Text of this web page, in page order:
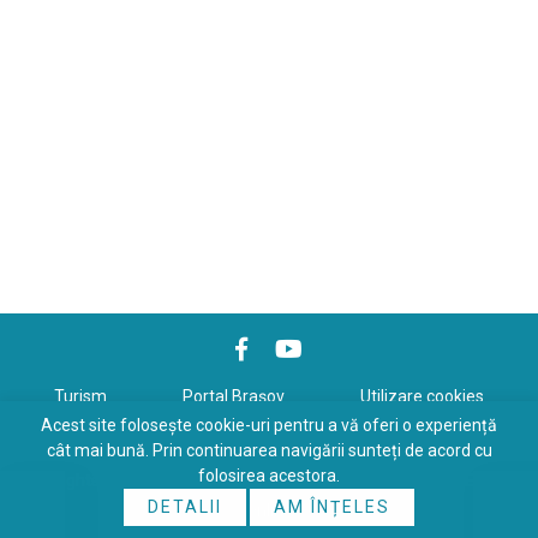
Turism Portal Braşov Utilizare cookies
Politică de confidenţialitate
Copyrights © 2026 All Rights Reserved. Powered by
Online
Acest site folosește cookie-uri pentru a vă oferi o experiență
cât mai bună. Prin continuarea navigării sunteți de acord cu
folosirea acestora.
DETALII
AM ÎNȚELES